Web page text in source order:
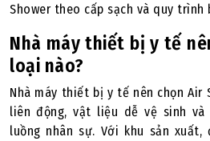
Shower theo cấp sạch và quy trình
Nhà máy thiết bị y tế
loại nào?
Nhà máy thiết bị y tế nên chọn Air
liên động, vật liệu dễ vệ sinh
luồng nhân sự. Với khu sản xuất,